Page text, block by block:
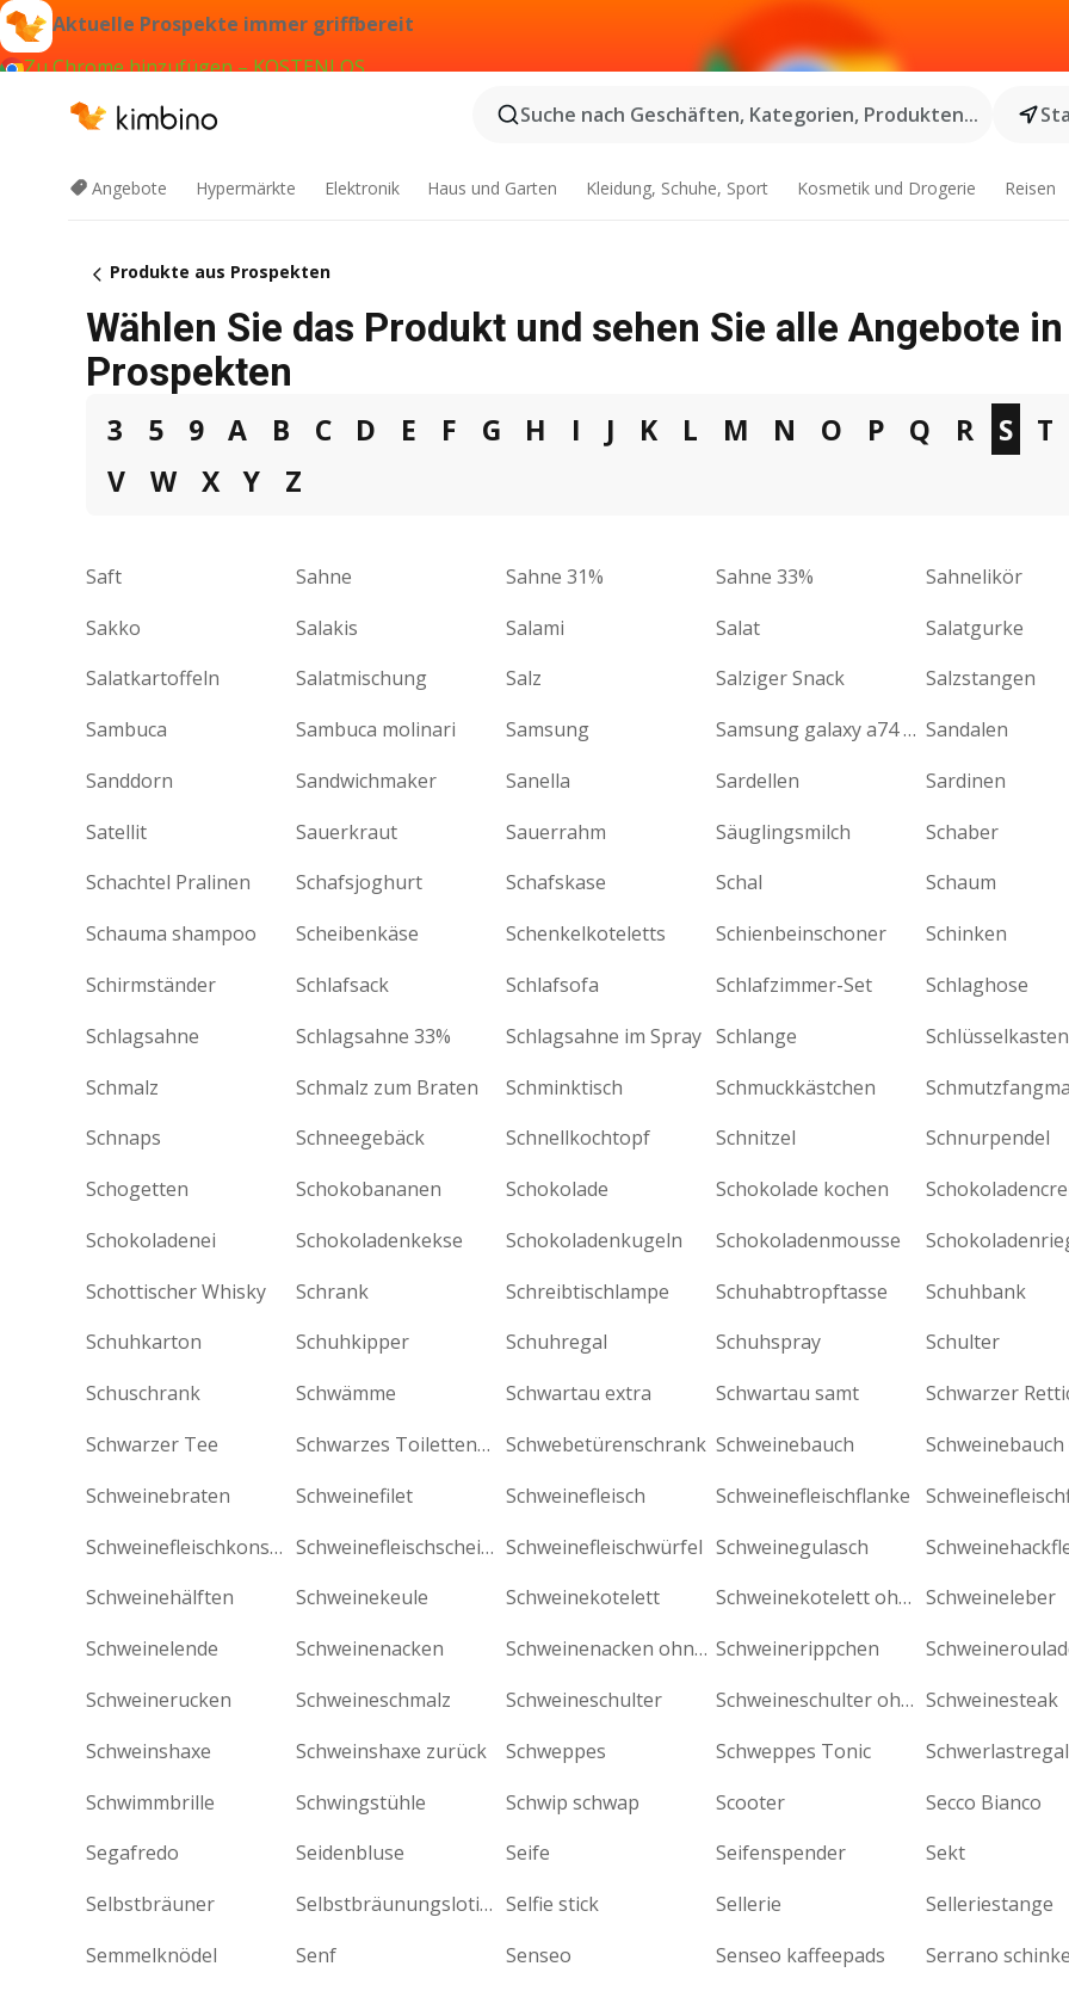
Aktuelle Prospekte immer griffbereit
Zu Chrome hinzufügen – KOSTENLOS
Suche nach Geschäften, Kategorien, Produkten...
Angebote Hypermärkte Elektronik Haus und Garten Kleidung, Schuhe, Sport Kosmetik und Drogerie Reisen
Produkte aus Prospekten
Wählen Sie das Produkt und sehen Sie alle Angebote
Prospekten
3 5 9 A B C D E F G H I J K L M N O P Q R S T
V
W X Y Z
Saft Sahne Sahne 31% Sahne 33%
Sahnelikör
Sakko
Salakis Salami Salat
Salatgurke
Salatkartoffeln
Salatmischung Salz Salziger Snack
Salzstangen
Sambuca
Sambuca molinari Samsung Samsung galaxy a74 5g Sandalen
Sanddorn
Sandwichmaker Sanella Sardellen
Sardinen
Satellit
Sauerkraut Sauerrahm Säuglingsmilch
Schaber
Schachtel Pralinen
Schafsjoghurt Schafskase Schal
Schaum
Schauma shampoo
Scheibenkäse Schenkelkoteletts Schienbeinschoner
Schinken
Schirmständer
Schlafsack Schlafsofa Schlafzimmer-Set
Schlaghose
Schlagsahne
Schlagsahne 33% Schlagsahne im Spray Schlange
Schlüsselkasten
Schmalz
Schmalz zum Braten Schminktisch Schmuckkästchen
Schnaps
Schneegebäck Schnellkochtopf Schnitzel
Schnurpendel
Schogetten
Schokobananen Schokolade Schokolade kochen
Schokoladenei
Schokoladenkekse Schokoladenkugeln Schokoladenmousse
Schottischer Whisky
Schrank Schreibtischlampe Schuhabtropftasse
Schuhbank
Schuhkarton
Schuhkipper Schuhregal Schuhspray
Schulter
Schuschrank
Schwämme Schwartau extra Schwartau samt
Schwarzer
Schwarzer Tee
Schwarzes Toilettenpapier Schwebetürenschrank Schweinebauch
Schweinebraten
Schweinefilet Schweinefleisch Schweinefleischflanke
Schweinefleischkonserven
Schweinefleischscheiben Schweinefleischwürfel Schweinegulasch
Schweinehälften
Schweinekeule Schweinekotelett Schweinekotelett ohne Knochen Schweineleber
Schweinelende
Schweinenacken Schweinenacken ohne Knochen Schweinerippchen
Schweinerucken
Schweineschmalz Schweineschulter Schweineschulter ohne Knochen Schweinesteak
Schweinshaxe
Schweinshaxe zurück Schweppes Schweppes Tonic
Schwerlastregal
Schwimmbrille
Schwingstühle Schwip schwap Scooter
Secco Bianco
Segafredo
Seidenbluse Seife Seifenspender
Sekt
Selbstbräuner
Selbstbräunungslotion Selfie stick Sellerie
Selleriestange
Semmelknödel
Senf Senseo Senseo kaffeepads
Serrano